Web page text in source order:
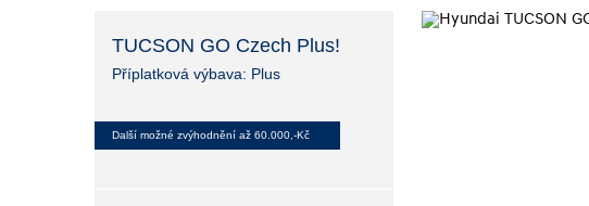
TUCSON GO Czech Plus!
Příplatková výbava: Plus
Další možné zvýhodnění až 60.000,-Kč